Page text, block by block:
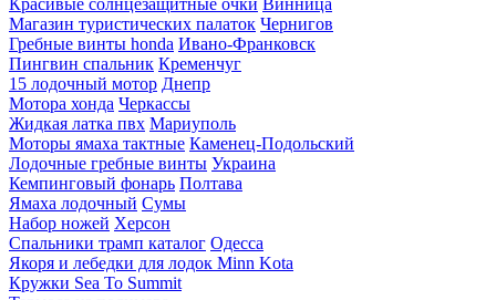
Магазин туристических палаток Чернигов
Гребные винты honda Ивано-Франковск
Пингвин спальник Кременчуг
15 лодочный мотор Днепр
Мотора хонда Черкассы
Жидкая латка пвх Мариуполь
Моторы ямаха тактные Каменец-Подольский
Лодочные гребные винты Украина
Кемпинговый фонарь Полтава
Ямаха лодочный Сумы
Набор ножей Херсон
Спальники трамп каталог Одесса
Якоря и лебедки для лодок Minn Kota
Кружки Sea To Summit